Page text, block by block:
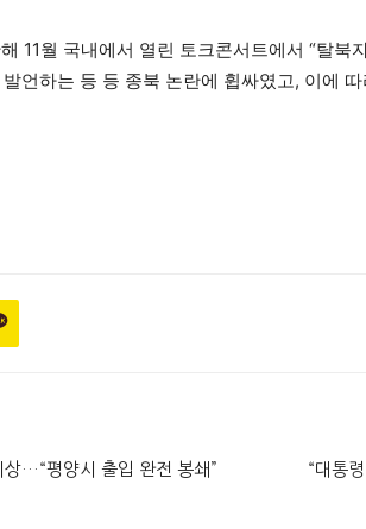
11월 국내에서 열린 토크콘서트에서 “탈
언하는 등 등 종북 논란에 휩싸였고, 이에
상…“평양시 출입 완전 봉쇄”
“대통